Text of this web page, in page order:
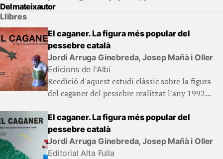
Del mateix autor
Llibres
El caganer. La figura més popular del
pessebre català
Jordi Arruga Ginebreda, Josep Mañà i Oller
Edicions de l'Albí
Reedició d'aquest estudi clàssic sobre la figura
del caganer del pessebre realitzat l'any 1992...
El caganer. La figura més popular del
pessebre català
Jordi Arruga Ginebreda, Josep Mañà i Oller
Editorial Alta Fulla